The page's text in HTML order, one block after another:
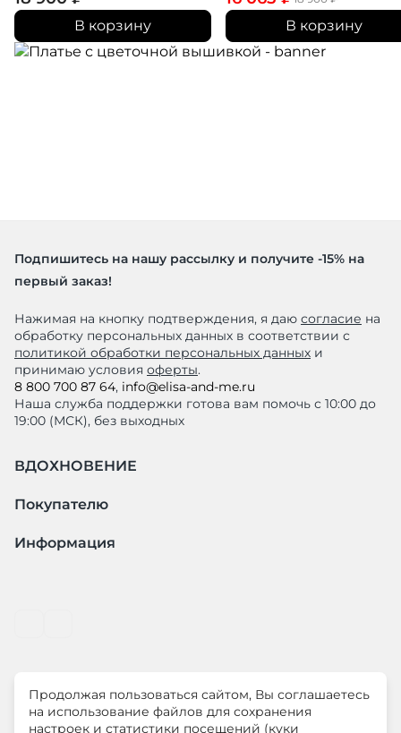
В корзину В корзину
Подпишитесь на нашу рассылку и получите -15% на
первый заказ!
Нажимая на кнопку подтверждения, я даю согласие на
обработку персональных данных в соответствии с
политикой обработки персональных данных и
принимаю условия оферты.
8 800 700 87 64, info@elisa-and-me.ru
Наша служба поддержки готова вам помочь с 10:00 до
19:00 (МСК), без выходных
ВДОХНОВЕНИЕ
Покупателю
Информация
© ООО "ЛиМ Холдинг" 2026
Продолжая пользоваться сайтом, Вы соглашаетесь
на использование файлов для сохранения
настроек и статистики посещений (куки